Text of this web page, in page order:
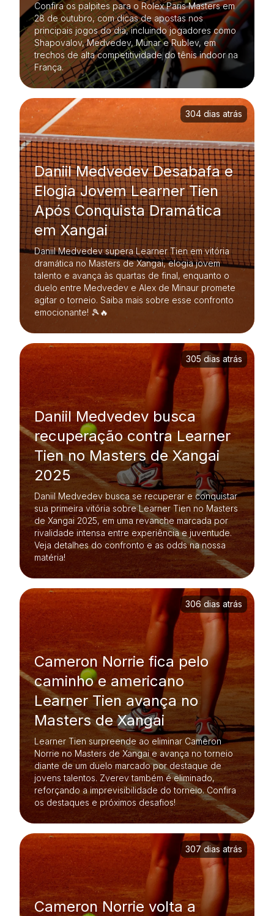
Confira os palpites para o Rolex Paris Masters em
28 de outubro, com dicas de apostas nos
principais jogos do dia, incluindo jogadores como
Shapovalov, Medvedev, Munar e Rublev, em
trechos de alta competitividade do tênis indoor na
França.
Daniil Medvedev Desabafa e
Elogia Jovem Learner Tien
Após Conquista Dramática
em Xangai
Daniil Medvedev supera Learner Tien em vitória
dramática no Masters de Xangai, elogia jovem
talento e avança às quartas de final, enquanto o
duelo entre Medvedev e Alex de Minaur promete
agitar o torneio. Saiba mais sobre esse confronto
emocionante! 🎾🔥
304 dias atrás
Daniil Medvedev busca
recuperação contra Learner
Tien no Masters de Xangai
2025
Daniil Medvedev busca se recuperar e conquistar
sua primeira vitória sobre Learner Tien no Masters
de Xangai 2025, em uma revanche marcada por
rivalidade intensa entre experiência e juventude.
Veja detalhes do confronto e as odds na nossa
matéria!
305 dias atrás
Cameron Norrie fica pelo
caminho e americano
Learner Tien avança no
Masters de Xangai
Learner Tien surpreende ao eliminar Cameron
Norrie no Masters de Xangai e avança no torneio
diante de um duelo marcado por destaque de
jovens talentos. Zverev também é eliminado,
reforçando a imprevisibilidade do torneio. Confira
os destaques e próximos desafios!
306 dias atrás
Cameron Norrie volta a
307 dias atrás